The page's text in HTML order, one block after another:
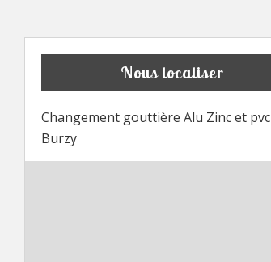
Nous localiser
Changement gouttière Alu Zinc et pvc
Burzy